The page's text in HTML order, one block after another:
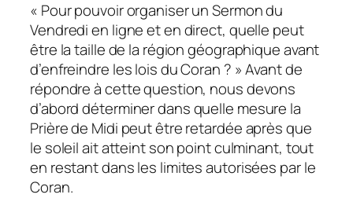
« Pour pouvoir organiser un Sermon du
Vendredi en ligne et en direct, quelle peut
être la taille de la région géographique avant
d’enfreindre les lois du Coran ? » Avant de
répondre à cette question, nous devons
d’abord déterminer dans quelle mesure la
Prière de Midi peut être retardée après que
le soleil ait atteint son point culminant, tout
en restant dans les limites autorisées par le
Coran.